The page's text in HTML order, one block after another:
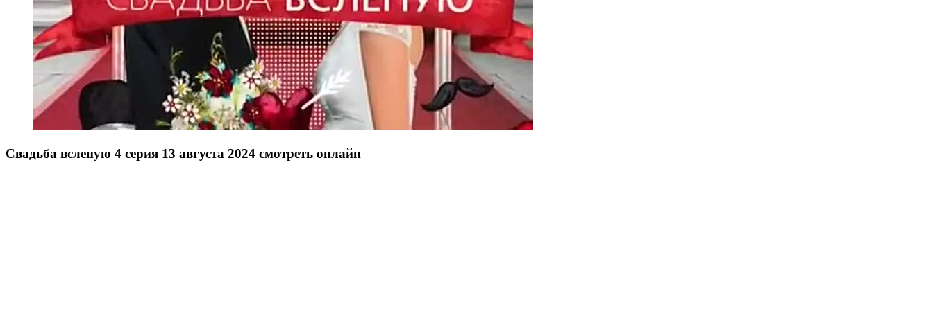
Свадьба вслепую 4 серия 13 августа 2024 смотреть онлайн